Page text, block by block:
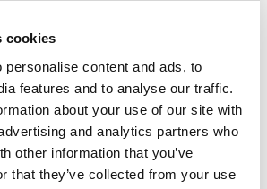
cookies
personalise content and ads, to
features and to analyse our traffic.
about your use of our site with
and analytics partners who
other information that you’ve
that they’ve collected from your use
de luxe, les ferries, les cargos et les
garantissent des options de
et des Solutions d'installation flexibles
fois les fonctions opérationnelles et
de votre navire.
d'installations durables et fiables pour le